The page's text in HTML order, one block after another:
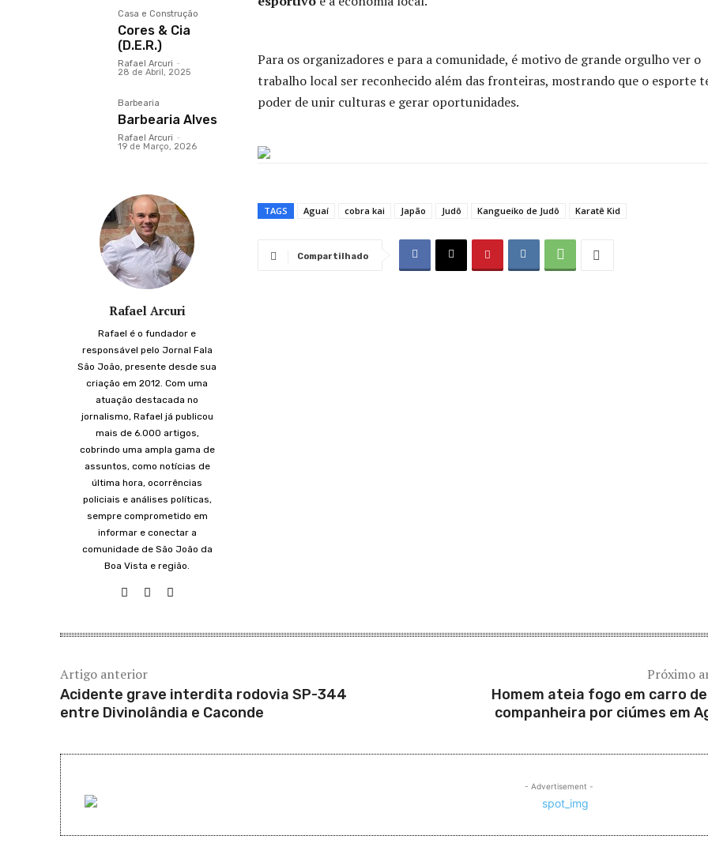
Casa e Construção
Cores & Cia
(D.E.R.)
Rafael Arcuri -
28 de Abril, 2025
Barbearia
Barbearia Alves
Rafael Arcuri -
19 de Março, 2026
Rafael Arcuri
Rafael é o fundador e
responsável pelo Jornal Fala
São João, presente desde sua
criação em 2012. Com uma
atuação destacada no
jornalismo, Rafael já publicou
mais de 6.000 artigos,
cobrindo uma ampla gama de
assuntos, como notícias de
última hora, ocorrências
policiais e análises políticas,
sempre comprometido em
informar e conectar a
comunidade de São João da
Boa Vista e região.
Para os organizadores e para a comunidade, é motivo de grande orgulho ver o
trabalho local ser reconhecido além das fronteiras, mostrando que o esporte
poder de unir culturas e gerar oportunidades.
TAGS Aguaí cobra kai Japão Judô Kangueiko de Judô Karatê Kid
Compartilhado
Artigo anterior
Acidente grave interdita rodovia SP-344
entre Divinolândia e Caconde
Próximo
Homem ateia fogo em carro
companheira por ciúmes em
- Advertisement -